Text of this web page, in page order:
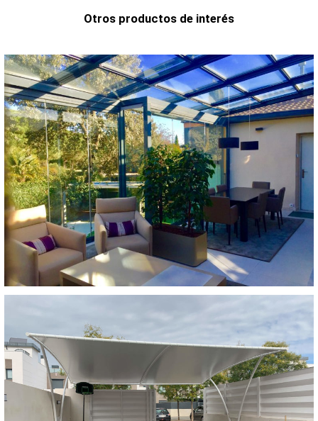
Otros productos de interés